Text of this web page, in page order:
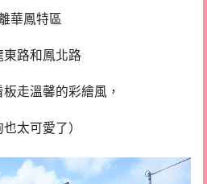
華鳳特區
路和鳳北路
走溫馨的彩繪風，
太可愛了）